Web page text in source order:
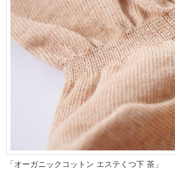
「オーガニックコットン エステくつ下 茶」